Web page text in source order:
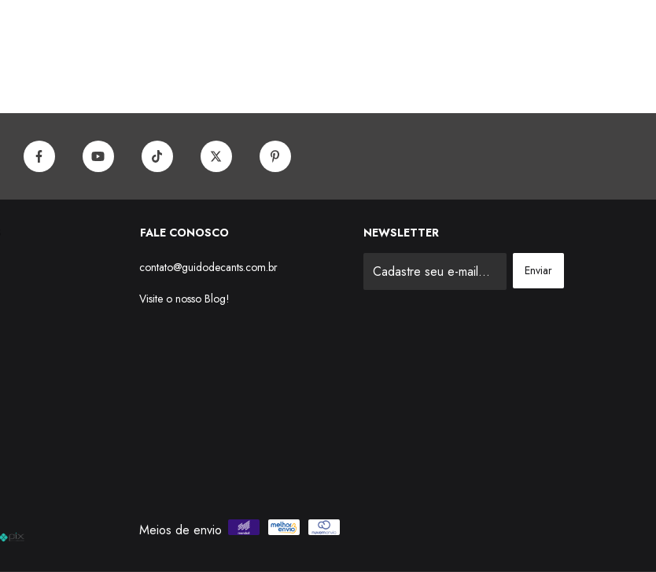
FALE CONOSCO
contato@guidodecants.com.br
Visite o nosso Blog!
NEWSLETTER
Meios de envio